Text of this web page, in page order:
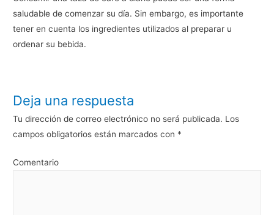
saludable de comenzar su día. Sin embargo, es importante
tener en cuenta los ingredientes utilizados al preparar u
ordenar su bebida.
Deja una respuesta
Tu dirección de correo electrónico no será publicada. Los
campos obligatorios están marcados con *
Comentario